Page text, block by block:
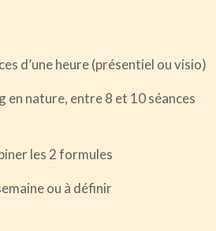
d’une heure (présentiel ou visio)
en nature, entre 8 et 10 séances
les 2 formules
ou à définir